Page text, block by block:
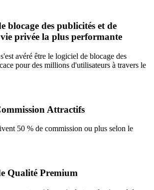
blocage des publicités et de
privée la plus performante
avéré être le logiciel de blocage des
pour des millions d'utilisateurs à travers le
Attractifs
50 % de commission ou plus selon le
Qualité Premium